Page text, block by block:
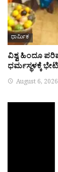
ಧಾರ್ಮಿಕ
ವಿಶ್ವ ಹಿಂದೂ
ಧರ್ಮಸ್ಥಳಕ್ಕೆ ಭೇಟಿ
August 6, 2026